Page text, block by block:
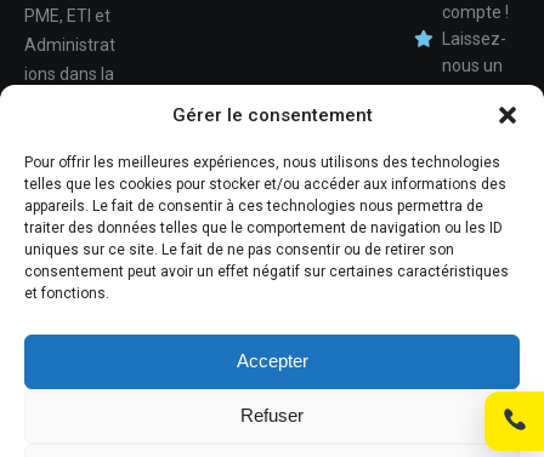
Gérer le consentement
Pour offrir les meilleures expériences, nous utilisons des technologies
telles que les cookies pour stocker et/ou accéder aux informations des
appareils. Le fait de consentir à ces technologies nous permettra de
traiter des données telles que le comportement de navigation ou les ID
uniques sur ce site. Le fait de ne pas consentir ou de retirer son
consentement peut avoir un effet négatif sur certaines caractéristiques
et fonctions.
Accepter
Refuser
Téléphone
PME, ETI et
Administrat
ions dans la
déploiemen
t et la
maintenan
ce de leur
système
ons.
compte !
Laissez-
nous un